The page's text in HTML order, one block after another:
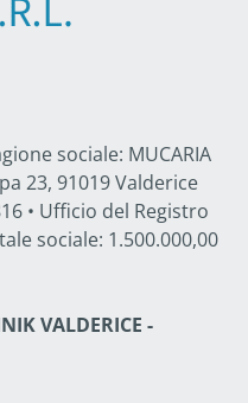
sociale: MUCARIA
23, 91019 Valderice
• Ufficio del Registro
sociale: 1.500.000,00
VALDERICE -